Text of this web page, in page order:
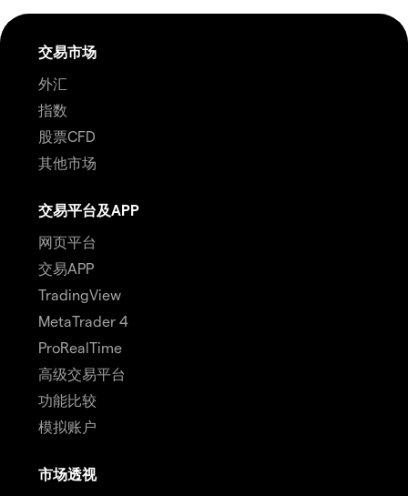
交易市场
外汇
指数
股票CFD
其他市场
交易平台及APP
网页平台
交易APP
TradingView
MetaTrader 4
ProRealTime
高级交易平台
功能比较
模拟账户
市场透视